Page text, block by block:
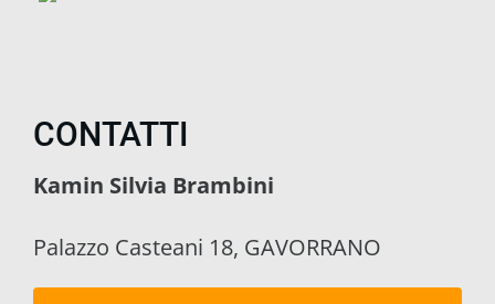
CONTATTI
Kamin Silvia Brambini
Palazzo Casteani 18, GAVORRANO